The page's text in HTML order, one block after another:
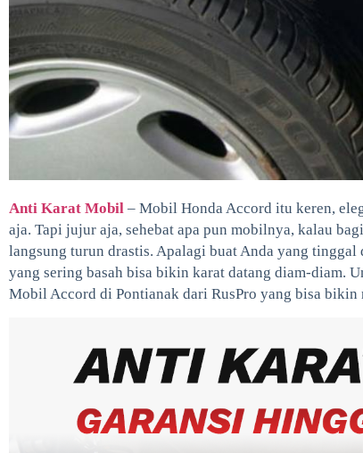
Anti Karat Mobil – Mobil Honda Accord itu keren,
aja. Tapi jujur aja, sehebat apa pun mobilnya, kalau
langsung turun drastis. Apalagi buat Anda yang tinggal
yang sering basah bisa bikin karat datang diam-diam.
Mobil Accord di Pontianak dari RusPro yang bisa bikin